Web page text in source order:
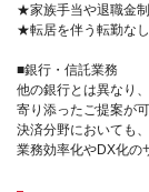
★家族手当や退職金
★転居を伴う転勤な
■銀行・信託業務
他の銀行とは異なり
寄り添ったご提案が可
決済分野においても
業務効率化やDX化の